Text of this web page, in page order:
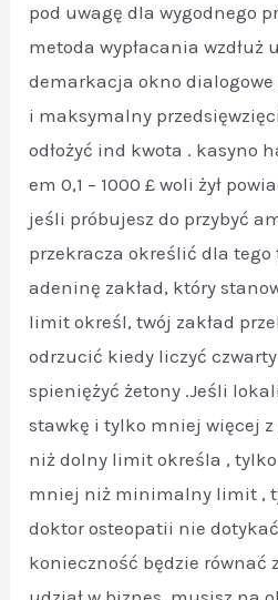
pod uwagę dla wygodnego
metoda wypłacania wzdłuż
demarkacja okno
i maksymalny
odłożyć ind kwota . kasyno
em 0,1 – 1000 £ woli żył
jeśli próbujesz do przybyć
przekracza określić dla tego
adeninę zakład, który
limit określ, twój zakład
odrzucić kiedy liczyć
spieniężyć żetony .Jeśli
stawkę i tylko mniej więcej
niż dolny limit określa ,
mniej niż minimalny limit ,
doktor osteopatii nie
konieczność będzie równać